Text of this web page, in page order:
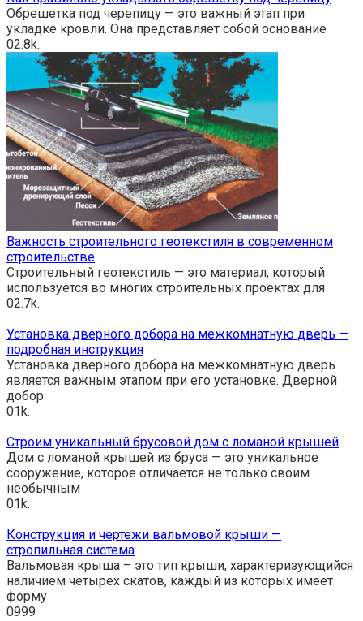
Обрешетка под черепицу — это важный этап при
укладке кровли. Она представляет собой основание
02.8k.
Важность строительного геотекстиля в современном
строительстве
Строительный геотекстиль — это материал, который
используется во многих строительных проектах для
02.7k.
Установка дверного добора на межкомнатную дверь —
подробная инструкция
Установка дверного добора на межкомнатную дверь
является важным этапом при его установке. Дверной
добор
01k.
Строим уникальный брусовой дом с ломаной крышей
Дом с ломаной крышей из бруса — это уникальное
сооружение, которое отличается не только своим
необычным
01k.
Конструкция и чертежи вальмовой крыши —
стропильная система
Вальмовая крыша – это тип крыши, характеризующийся
наличием четырех скатов, каждый из которых имеет
форму
0999